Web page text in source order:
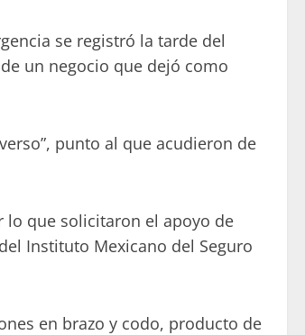
se registró la tarde del
un negocio que dejó como
punto al que acudieron de
lo que solicitaron el apoyo de
Instituto Mexicano del Seguro
en brazo y codo, producto de